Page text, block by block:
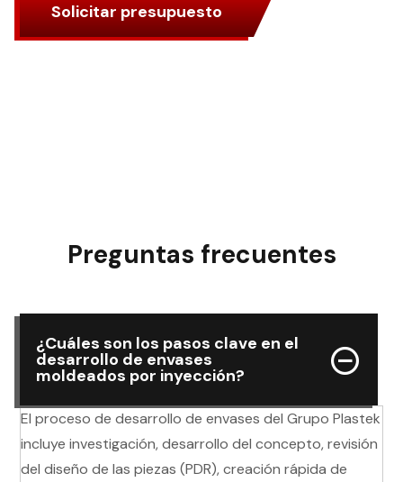
Solicitar presupuesto
Preguntas frecuentes
¿Cuáles son los pasos clave en el
desarrollo de envases
moldeados por inyección?
El proceso de desarrollo de envases del Grupo Plastek
incluye investigación, desarrollo del concepto, revisión
del diseño de las piezas (PDR), creación rápida de